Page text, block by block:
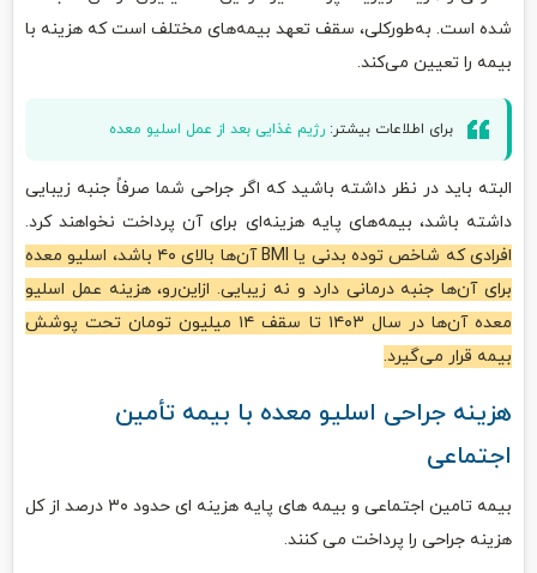
شده است. به‌طورکلی، سقف تعهد بیمه‌های مختلف است که هزینه با
بیمه را تعیین می‌کند.
برای اطلاعات بیشتر: رژیم غذایی بعد از عمل اسلیو معده
البته باید در نظر داشته باشید که اگر جراحی شما صرفاً جنبه زیبایی
داشته باشد، بیمه‌های پایه هزینه‌ای برای آن پرداخت نخواهند کرد.
افرادی که شاخص توده بدنی یا BMI آن‌ها بالای ۴۰ باشد، اسلیو معده
برای آن‌ها جنبه درمانی دارد و نه زیبایی. ازاین‌رو، هزینه عمل اسلیو
معده آن‌ها در سال ۱۴۰۳ تا سقف ۱۴ میلیون تومان تحت پوشش
بیمه قرار می‌گیرد.
هزینه جراحی اسلیو معده با بیمه تأمین
اجتماعی
بیمه تامین اجتماعی و بیمه های پایه هزینه ای حدود ۳۰ درصد از کل
هزینه جراحی را پرداخت می کنند.